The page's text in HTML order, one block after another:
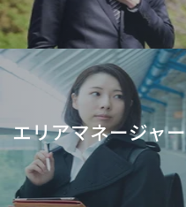
エリアマネージャー